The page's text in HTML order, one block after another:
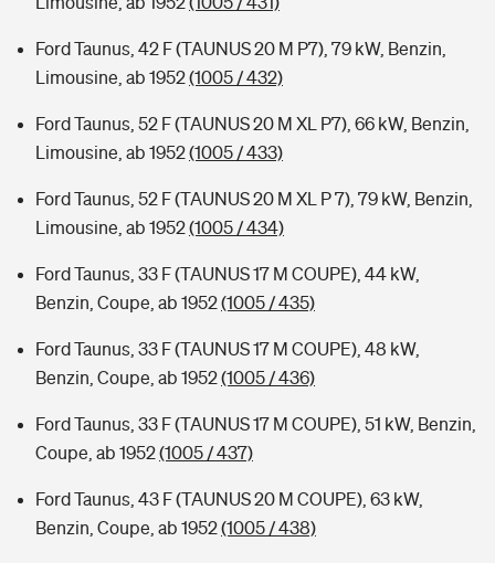
Ford Taunus, 42 F (TAUNUS 20 M P7), 79 kW, Benzin,
Limousine, ab 1952(1005 / 432)
Ford Taunus, 52 F (TAUNUS 20 M XL P7), 66 kW, Benzin,
Limousine, ab 1952(1005 / 433)
Ford Taunus, 52 F (TAUNUS 20 M XL P 7), 79 kW, Benzin,
Limousine, ab 1952(1005 / 434)
Ford Taunus, 33 F (TAUNUS 17 M COUPE), 44 kW,
Benzin, Coupe, ab 1952(1005 / 435)
Ford Taunus, 33 F (TAUNUS 17 M COUPE), 48 kW,
Benzin, Coupe, ab 1952(1005 / 436)
Ford Taunus, 33 F (TAUNUS 17 M COUPE), 51 kW, Benzin,
Coupe, ab 1952(1005 / 437)
Ford Taunus, 43 F (TAUNUS 20 M COUPE), 63 kW,
Benzin, Coupe, ab 1952(1005 / 438)